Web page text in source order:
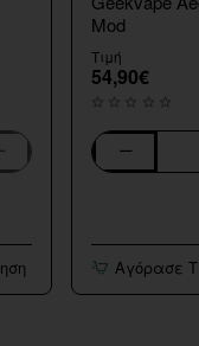
Mod
Τιμή
54,90€
Geekvape
200w
Box
Mod
Αγόρασε